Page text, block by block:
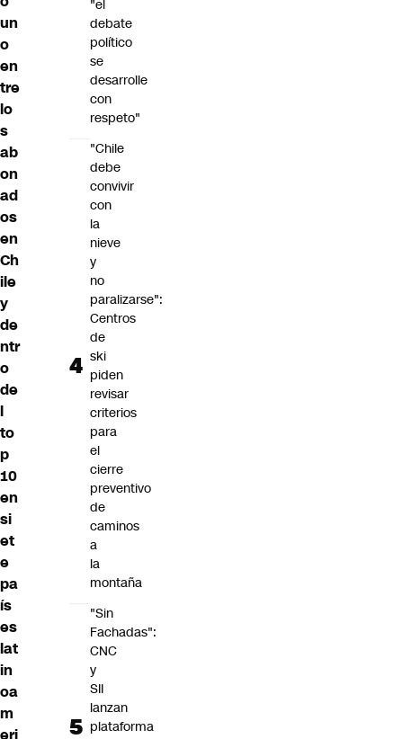
un
o
en
tre
lo
s
ab
on
ad
os
en
Ch
ile
y
de
ntr
o
de
l
to
p
10
en
si
et
e
pa
ís
es
lat
in
oa
m
eri
"el
debate
político
se
desarrolle
con
respeto"
"Chile
debe
convivir
con
la
nieve
y
no
paralizarse":
Centros
de
ski
piden
revisar
criterios
para
el
cierre
preventivo
de
caminos
a
la
montaña
"Sin
Fachadas":
CNC
y
SII
lanzan
plataforma